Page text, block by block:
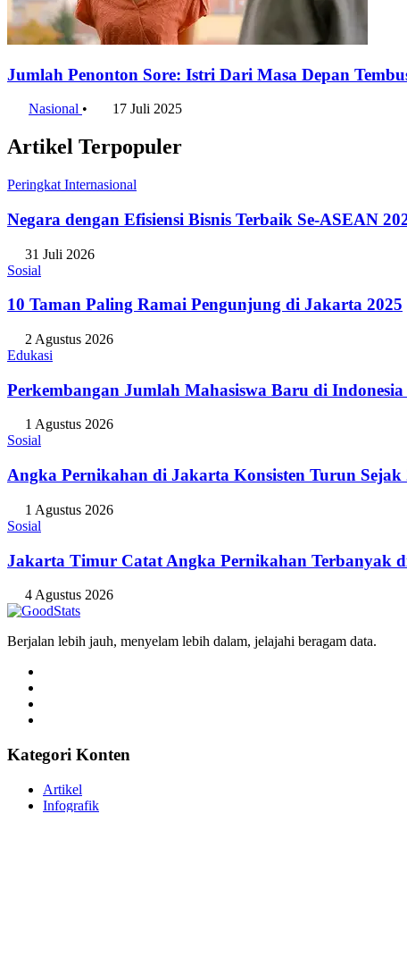
Jumlah Penonton Sore: Istri Dari Masa Depan
Nasional • 17 Juli 2025
Artikel Terpopuler
Peringkat Internasional
Negara dengan Efisiensi Bisnis Terbaik Se-ASEAN
31 Juli 2026
Sosial
10 Taman Paling Ramai Pengunjung di Jakarta 2025
2 Agustus 2026
Edukasi
Perkembangan Jumlah Mahasiswa Baru di Indonesia
1 Agustus 2026
Sosial
Angka Pernikahan di Jakarta Konsisten Turun Sejak
1 Agustus 2026
Sosial
Jakarta Timur Catat Angka Pernikahan Terbanyak
4 Agustus 2026
Berjalan lebih jauh, menyelam lebih dalam, jelajahi beragam data.
Kategori Konten
Artikel
Infografik